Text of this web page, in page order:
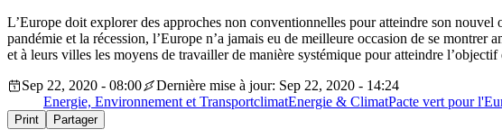
L’Europe doit explorer des approches non conventionnelles pour atteindre son
pandémie et la récession, l’Europe n’a jamais eu de meilleure occasion de se
et à leurs villes les moyens de travailler de manière systémique pour atteindre l’objectif
Sep 22, 2020 - 08:00
Dernière mise à jour: Sep 22, 2020 - 14:24
Energie, Environnement et TransportclimatEnergie & ClimatPacte vert pour
Print Partager